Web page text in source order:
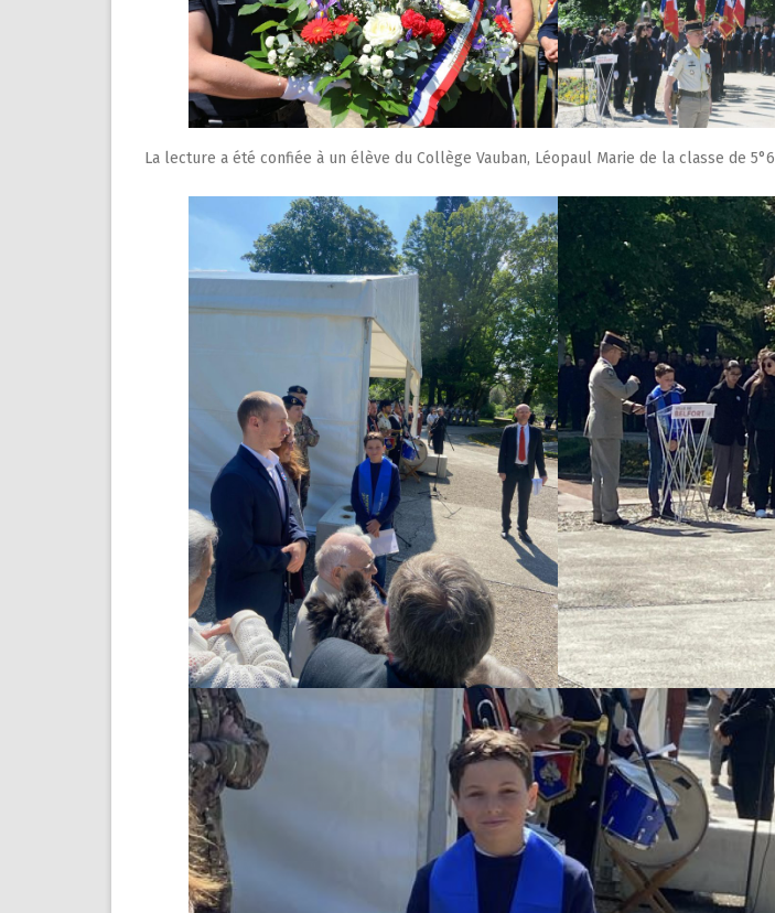
La lecture a été confiée à un élève du Collège Vauban, Léopaul Marie de la classe de 5°6